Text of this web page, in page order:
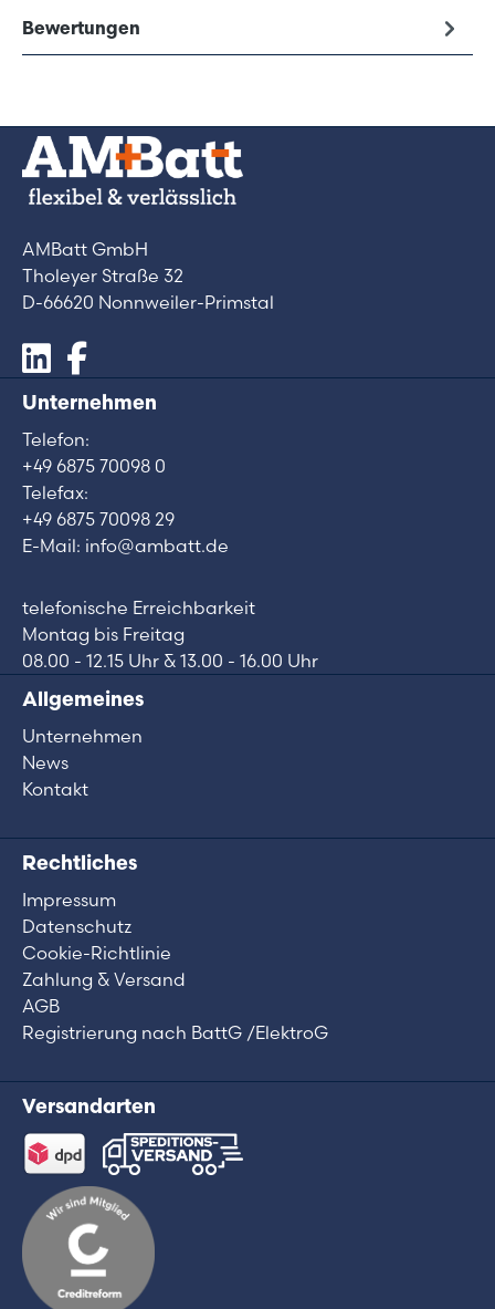
Bewertungen
AMBatt GmbH
Tholeyer Straße 32
D-66620 Nonnweiler-Primstal
Unternehmen
Telefon:
+49 6875 70098 0
Telefax:
+49 6875 70098 29
E-Mail: info@ambatt.de
telefonische Erreichbarkeit
Montag bis Freitag
08.00 - 12.15 Uhr & 13.00 - 16.00 Uhr
Allgemeines
Unternehmen
News
Kontakt
Rechtliches
Impressum
Datenschutz
Cookie-Richtlinie
Zahlung & Versand
AGB
Registrierung nach BattG /ElektroG
Versandarten